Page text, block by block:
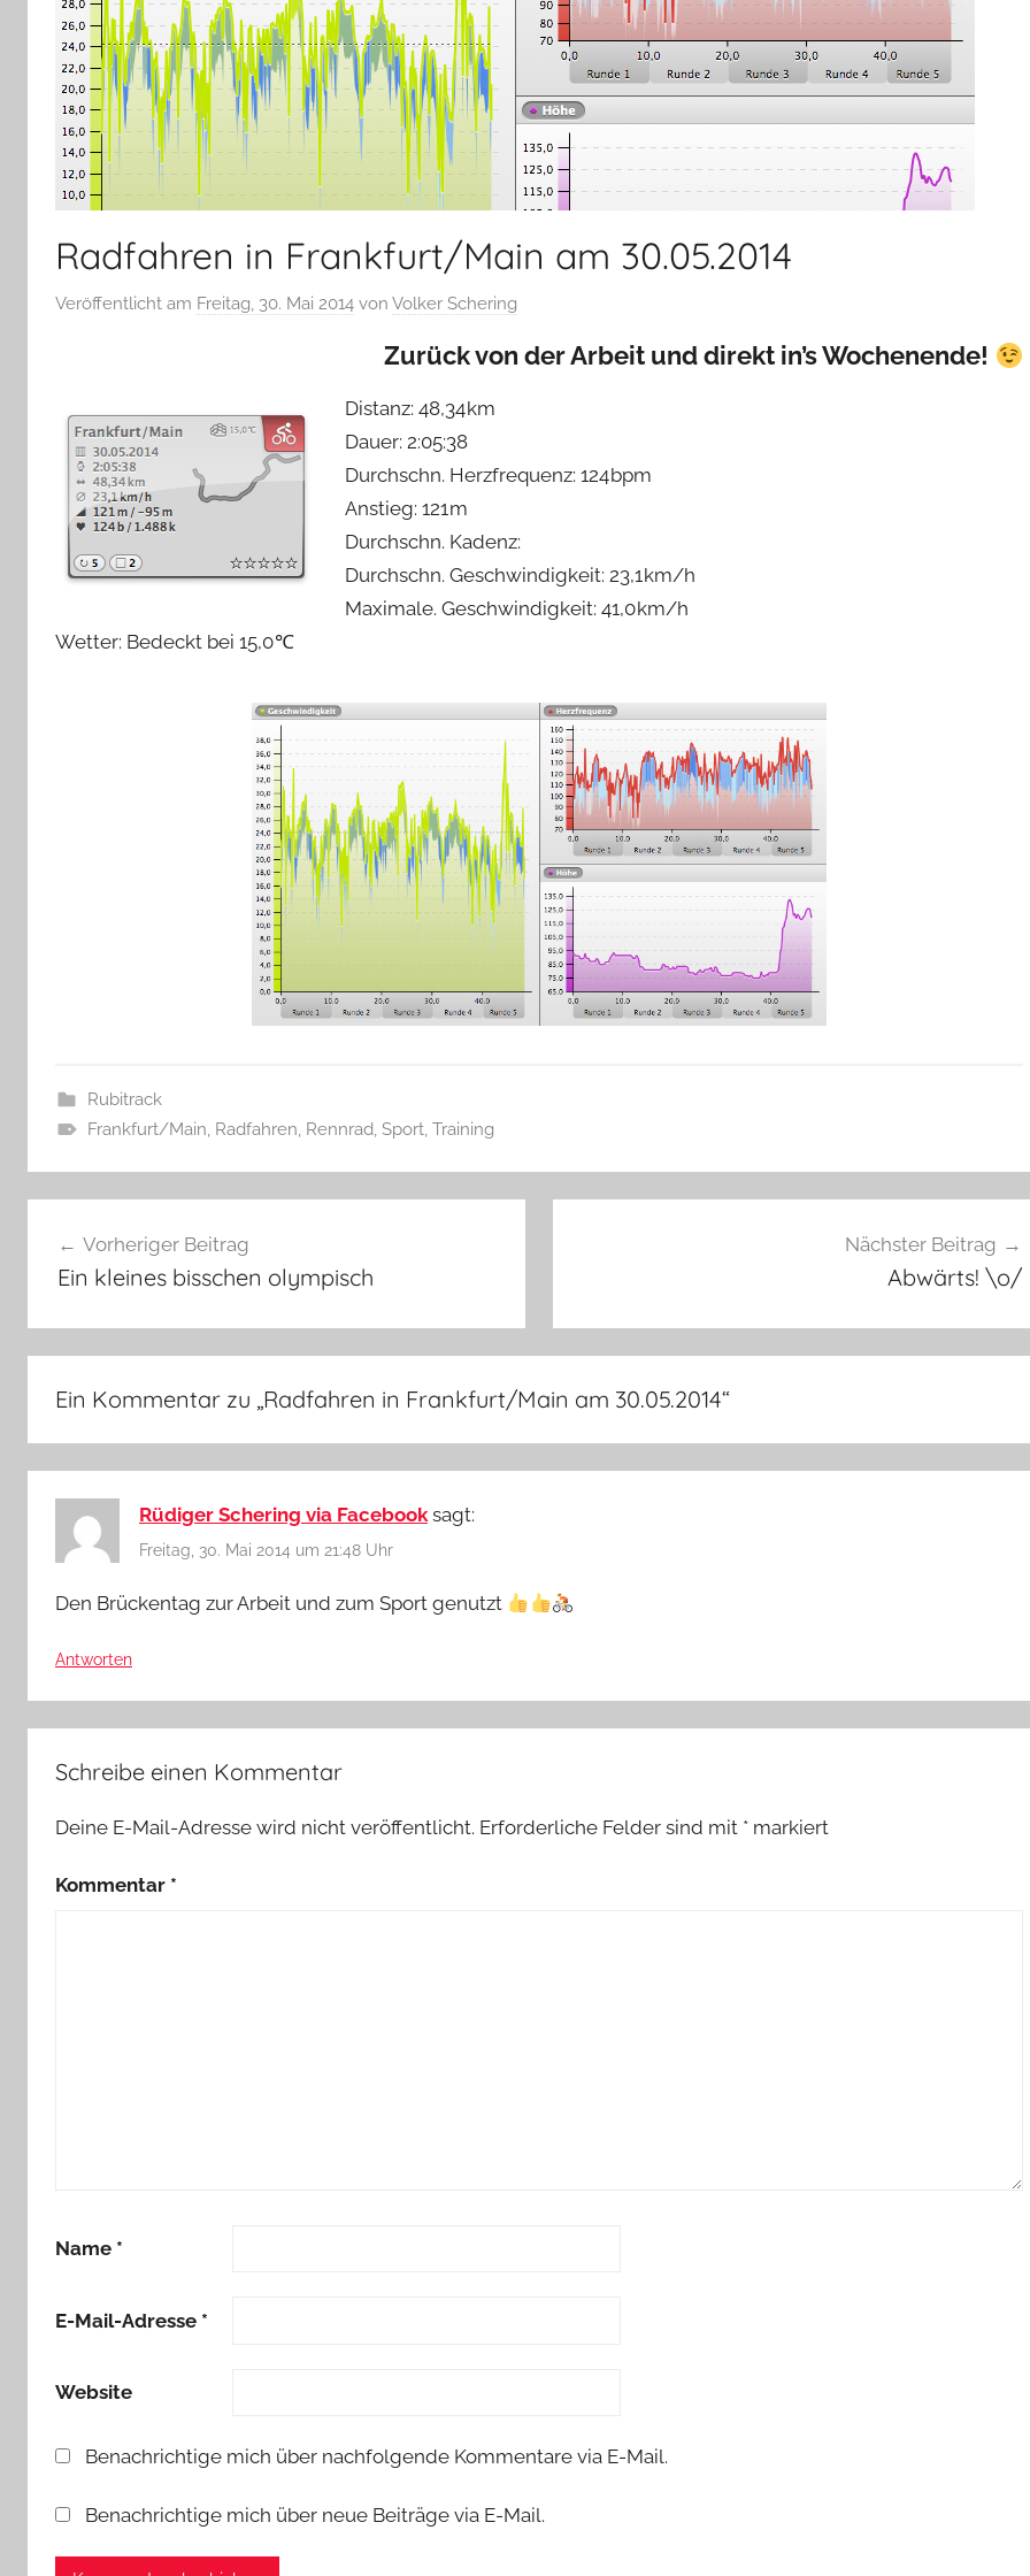
Radfahren in Frankfurt/Main am 30.05.2014
Veröffentlicht am Freitag, 30. Mai 2014 von Volker Schering
Zurück von der Arbeit und direkt in’s Wochenende!
Distanz: 48,34 km
Dauer: 2:05:38
Durchschn. Herzfrequenz: 124 bpm
Anstieg: 121 m
Durchschn. Kadenz:
Durchschn. Geschwindigkeit: 23,1 km/h
Maximale. Geschwindigkeit: 41,0 km/h
Wetter: Bedeckt bei 15,0 ℃
Rubitrack
Frankfurt/Main, Radfahren, Rennrad, Sport, Training
Vorheriger Beitrag
Ein kleines bisschen olympisch
Nächster Beitrag
Abwärts! \o/
Ein Kommentar zu „Radfahren in Frankfurt/Main am 30.05.2014“
Rüdiger Schering via Facebook sagt:
Freitag, 30. Mai 2014 um 21:48 Uhr
Den Brückentag zur Arbeit und zum Sport genutzt
Antworten
Schreibe einen Kommentar
Deine E-Mail-Adresse wird nicht veröffentlicht. Erforderliche Felder sind mit * markiert
Kommentar *
Name *
E-Mail-Adresse *
Website
Benachrichtige mich über nachfolgende Kommentare via E-Mail.
Benachrichtige mich über neue Beiträge via E-Mail.